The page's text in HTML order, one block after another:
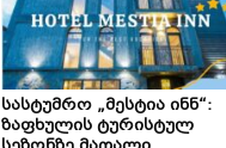
სასტუმრო „მესტია ინნ“:
ზაფხულის ტურისტულ